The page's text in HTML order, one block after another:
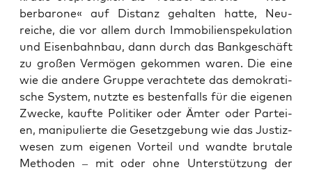
ber­ba­ro­ne« auf Distanz gehal­ten hat­te, Neu­
reiche, die vor allem durch Immo­bi­li­en­spe­ku­la­ti­on
und Eisen­bahn­bau, dann durch das Bank­ge­schäft
zu gro­ßen Ver­mö­gen gekom­men waren. Die eine
wie die ande­re Grup­pe ver­ach­te­te das demo­kra­ti­
sche Sys­tem, nutz­te es bes­ten­falls für die eige­nen
Zwe­cke, kauf­te Poli­ti­ker oder Ämter oder Par­tei­
en, mani­pu­lier­te die Gesetz­ge­bung wie das Jus­tiz­
we­sen zum eige­nen Vor­teil und wand­te bru­ta­le
Metho­den – mit oder ohne Unter­stüt­zung der